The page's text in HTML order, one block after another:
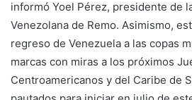
informó Yoel Pérez, presidente de
Venezolana de Remo. Asimismo,
regreso de Venezuela a las copas
marcas con miras a los próximos
Centroamericanos y del Caribe de